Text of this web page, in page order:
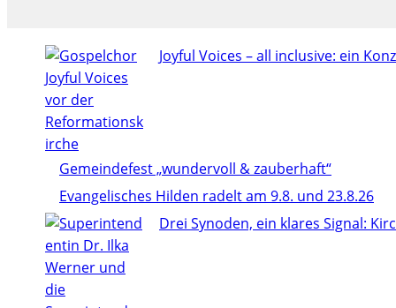
Joyful Voices – all inclusive: ein
Gemeindefest „wundervoll & zauberhaft“
Evangelisches Hilden radelt am 9.8. und 23.8.26
Drei Synoden, ein klares Signal: